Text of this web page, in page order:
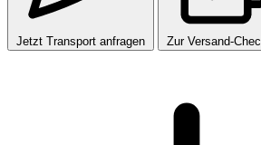
Jetzt Transport anfragen Zur Versand-